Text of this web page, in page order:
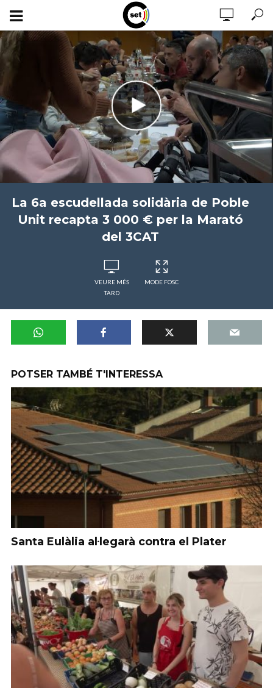
La 6a escudellada solidària de Poble
Unit recapta 3 000 € per la Marató
del 3CAT
VEURE MÉS
TARD
MODE FOSC
POTSER TAMBÉ T'INTERESSA
Santa Eulàlia al·legarà contra el Plater